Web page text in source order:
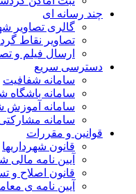
چند رسانه ای
گالری تصاویر
تصاویر نقاط
ارسال فیلم و
دسترسی سریع
سامانه شفافیت
سامانه باشگاه
سامانه آموزش
سامانه
قوانین و مقررات
قانون شهرداریها
آیین نامه مالی
قانون اصلاح و
آیین نامه ی